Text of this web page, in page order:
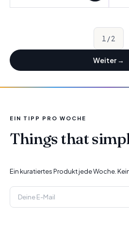
1 /2
Weiter→
EIN TIPP PRO WOCHE
Things that
Ein kuratiertes Produkt jede Woche.